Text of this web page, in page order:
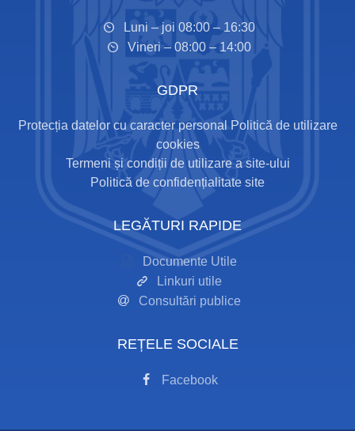
Luni – joi 08:00 – 16:30
Vineri – 08:00 – 14:00
GDPR
Protecția datelor cu caracter personal
Politică de utilizare
cookies
Termeni și condiții de utilizare a site-ului
Politică de confidențialitate site
LEGĂTURI RAPIDE
Documente Utile
Linkuri utile
Consultări publice
REȚELE SOCIALE
Facebook